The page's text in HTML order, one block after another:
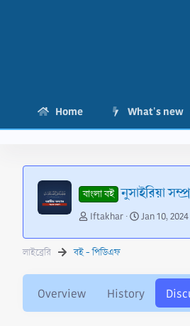
Home What's new
বাংলা বই নুসাইরিয়া
T
r
e
t
Iftakhar
S
a
a
t
Jan 10, 2024
লাইব্রেরি বই - পিডিএফ
Overview History